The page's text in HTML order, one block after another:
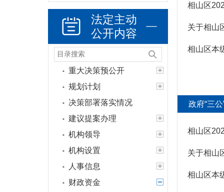
法定主动
公开内容
政策法规
重大决策预公开
规划计划
决策部署落实情况
建议提案办理
机构领导
机构设置
人事信息
财政资金
相山区
关于相山
相山区本
政府“三
相山区
关于相山
相山区本